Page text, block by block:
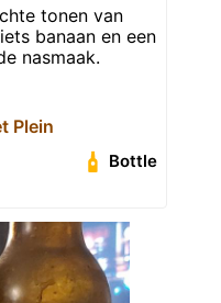
tonen van
banaan en een
nasmaak.
Plein
Bottle